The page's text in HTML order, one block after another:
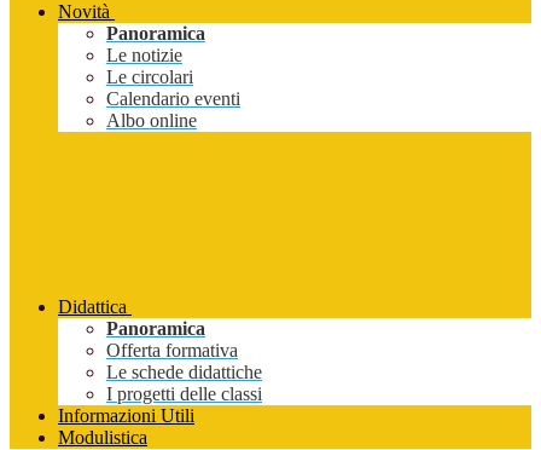
Novità
Panoramica
Le notizie
Le circolari
Calendario eventi
Albo online
Didattica
Panoramica
Offerta formativa
Le schede didattiche
I progetti delle classi
Informazioni Utili
Modulistica